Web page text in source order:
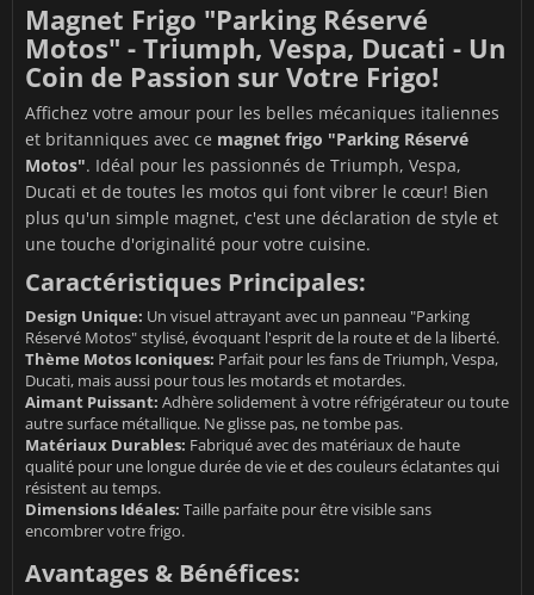
Magnet Frigo "Parking Réservé
Motos" - Triumph, Vespa, Ducati - Un
Coin de Passion sur Votre Frigo!
Affichez votre amour pour les belles mécaniques italiennes
et britanniques avec ce magnet frigo "Parking Réservé
Motos". Idéal pour les passionnés de Triumph, Vespa,
Ducati et de toutes les motos qui font vibrer le cœur! Bien
plus qu'un simple magnet, c'est une déclaration de style et
une touche d'originalité pour votre cuisine.
Caractéristiques Principales:
Design Unique: Un visuel attrayant avec un panneau "Parking
Réservé Motos" stylisé, évoquant l'esprit de la route et de la liberté.
Thème Motos Iconiques: Parfait pour les fans de Triumph, Vespa,
Ducati, mais aussi pour tous les motards et motardes.
Aimant Puissant: Adhère solidement à votre réfrigérateur ou toute
autre surface métallique. Ne glisse pas, ne tombe pas.
Matériaux Durables: Fabriqué avec des matériaux de haute
qualité pour une longue durée de vie et des couleurs éclatantes qui
résistent au temps.
Dimensions Idéales: Taille parfaite pour être visible sans
encombrer votre frigo.
Avantages & Bénéfices: